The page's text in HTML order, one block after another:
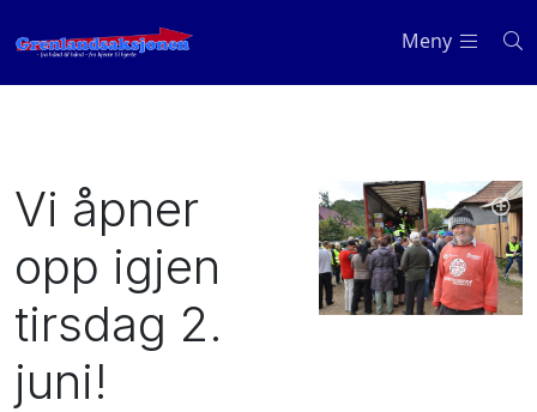
Meny
Vi åpner
opp igjen
tirsdag 2.
juni!